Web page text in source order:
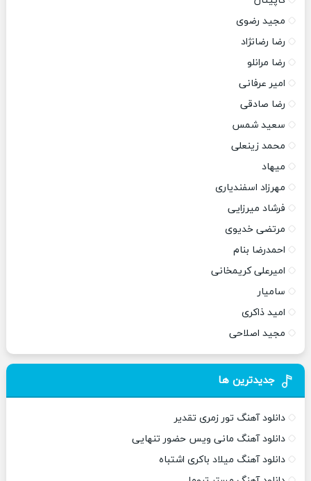
مجید رضوی
رضا رضانژاد
رضا مرانلو
امیر عرفانی
رضا صادقی
سعید شمس
محمد زینعلی
میهاد
مهرزاد اسفندیاری
فرشاد میرزایی
مرتضی خدیوی
احمدرضا بنام
امیرعلی کریمخانی
سامیار
امید ذاکری
مجید اصلاحی
جدیدترین ها
دانلود آهنگ تور زمری تقدیر
دانلود آهنگ مانی ویس حضور تنهایی
دانلود آهنگ میلاد باکری اشتباه